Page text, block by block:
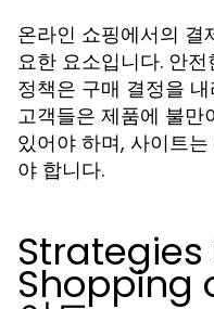
온라인 쇼핑에서의 결
요한 요소입니다. 안
정책은 구매 결정을
고객들은 제품에 불만
있어야 하며, 사이트
야 합니다.
Strategies
Shopping